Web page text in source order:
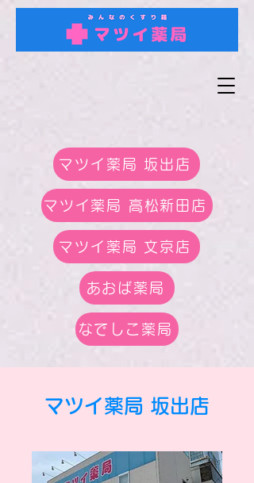
マツイ薬局 坂出店
マツイ薬局 高松新田店
マツイ薬局 文京店
あおば薬局
なでしこ薬局
マツイ薬局 坂出店